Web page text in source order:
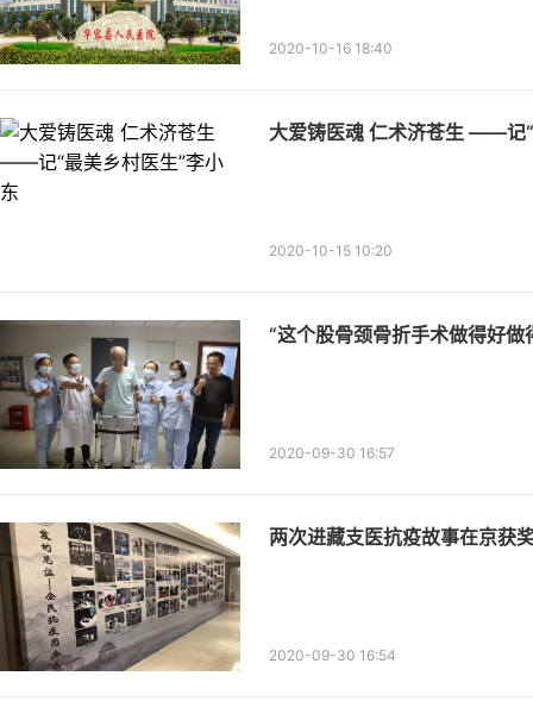
2020-10-16 18:40
大爱铸医魂 仁术济苍生 ——记
2020-10-15 10:20
“这个股骨颈骨折手术做得好做
2020-09-30 16:57
两次进藏支医抗疫故事在京获
2020-09-30 16:54